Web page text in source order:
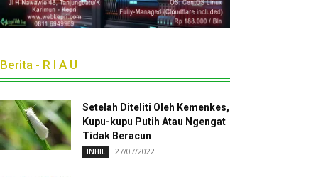
Berita - R I A U
Setelah Diteliti Oleh Kemenkes,
Kupu-kupu Putih Atau Ngengat
Tidak Beracun
INHIL 27/07/2022